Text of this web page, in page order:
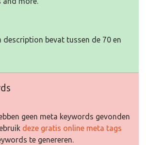
description bevat tussen de 70 en
geen meta keywords gevonden
deze gratis online meta tags
te genereren.